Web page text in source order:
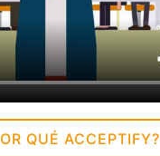
QUÉ ACCEPTIFY?